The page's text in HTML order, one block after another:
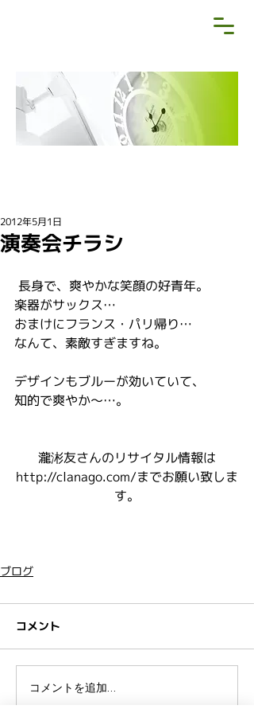
演奏会チラシ
2012年5月1日
長身で、爽やかな笑顔の好青年。
楽器がサックス…
おまけにフランス・パリ帰り…
なんて、素敵すぎますね。
デザインもブルーが効いていて、
知的で爽やか～…。
瀧涁友さんのリサイタル情報は
http://clanago.com/までお願い致しま
す。
ブログ
コメント
コメントを追加…